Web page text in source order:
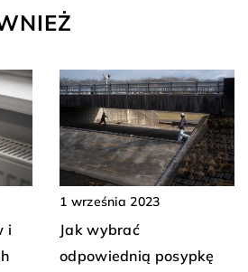
i
1 września 2023
Jak wybrać
odpowiednią posypkę